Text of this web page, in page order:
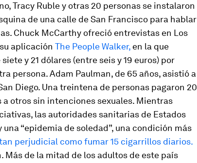
Tracy Ruble y otras 20 personas se instalaron
de una calle de San Francisco para hablar
Chuck McCarthy ofreció entrevistas en Los
aplicación The People Walker, en la que
y 21 dólares (entre seis y 19 euros) por
persona. Adam Paulman, de 65 años, asistió a
Diego. Una treintena de personas pagaron 20
a otros sin intenciones sexuales. Mientras
las autoridades sanitarias de Estados
“epidemia de soledad”, una condición más
perjudicial como fumar 15 cigarrillos diarios.
Más de la mitad de los adultos de este país